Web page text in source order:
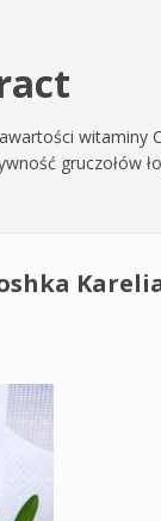
gruczołów